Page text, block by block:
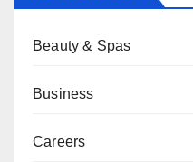
Beauty & Spas
Business
Careers